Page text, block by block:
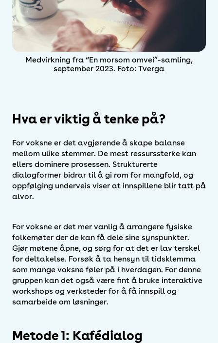
Medvirkning fra “En morsom omvei”-samling,
september 2023. Foto: Tverga
Hva er viktig å tenke på?
For voksne er det avgjørende å skape balanse
mellom ulike stemmer. De mest ressurssterke kan
ellers dominere prosessen. Strukturerte
dialogformer bidrar til å gi rom for mangfold, og
oppfølging underveis viser at innspillene blir tatt på
alvor.
For voksne er det mer vanlig å arrangere fysiske
folkemøter der de kan få dele sine synspunkter.
Gjør møtene åpne, og sørg for at det er lav terskel
for deltakelse. Forsøk å ta hensyn til tidsklemma
som mange voksne føler på i hverdagen. For denne
gruppen kan det også være fint å bruke interaktive
workshops og verksteder for å få innspill og
samarbeide om løsninger.
Metode 1: Kafédialog